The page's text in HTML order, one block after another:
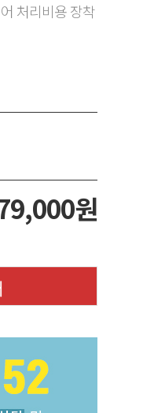
처리비용 장착
원